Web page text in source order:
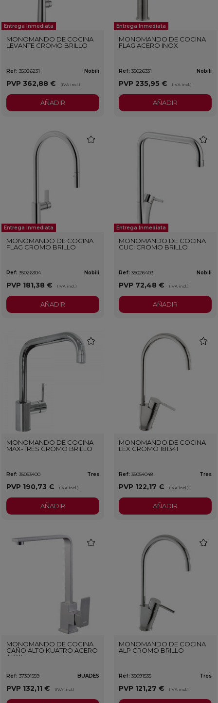
Entrega Inmediata
MONOMANDO DE COCINA
LEVANTE CROMO BRILLO
Ref: 35026231 Nobili
PVP 362,88 € (IVA incl.)
AÑADIR
Entrega Inmediata
MONOMANDO DE COCINA
FLAG ACERO INOX
Ref: 35026331 Nobili
PVP 235,95 € (IVA incl.)
AÑADIR
Entrega Inmediata
MONOMANDO DE COCINA
FLAG CROMO BRILLO
Ref: 35026304 Nobili
PVP 181,38 € (IVA incl.)
AÑADIR
Entrega Inmediata
MONOMANDO DE COCINA
CUCI CROMO BRILLO
Ref: 35026403 Nobili
PVP 72,48 € (IVA incl.)
AÑADIR
MONOMANDO DE COCINA
MAX-TRES CROMO BRILLO
Ref: 35053400 Tres
PVP 190,73 € (IVA incl.)
AÑADIR
MONOMANDO DE COCINA
LEX CROMO 181341
Ref: 35054048 Tres
PVP 122,17 € (IVA incl.)
AÑADIR
MONOMANDO DE COCINA
CAÑO ALTO KUATRO ACERO
INOX
Ref: 37301559 BUADES
PVP 132,11 € (IVA incl.)
MONOMANDO DE COCINA
ALP CROMO BRILLO
Ref: 35091535 Tres
PVP 121,27 € (IVA incl.)